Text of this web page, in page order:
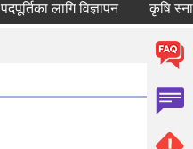
लागि विज्ञापन कृषि स्नातक